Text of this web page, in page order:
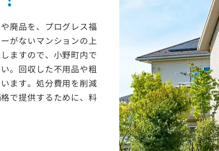
廃品を、プログレス福
がないマンションの上
ますので、小野町内で
。回収した不用品や粗
ます。処分費用を削減
で提供するために、料